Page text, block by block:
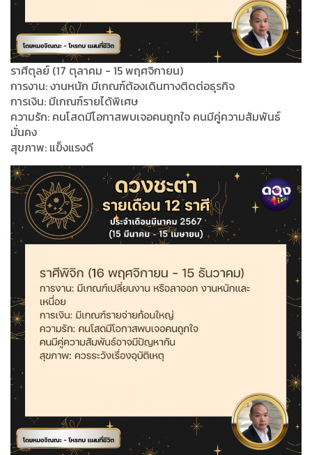
ราศีตุลย์ (17 ตุลาคม - 15 พฤศจิกายน)
การงาน: งานหนัก มีเกณฑ์ต้องเดินทางติดต่อธุรกิจ
การเงิน: มีเกณฑ์รายได้พิเศษ
ความรัก: คนโสดมีโอกาสพบเจอคนถูกใจ คนมีคู่ความสัมพันธ์
มั่นคง
สุขภาพ: แข็งแรงดี